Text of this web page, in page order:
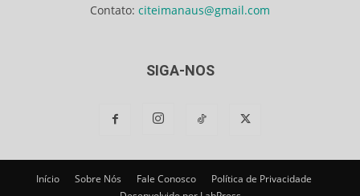
Contato: citeimanaus@gmail.com
SIGA-NOS
Início Sobre Nós Fale Conosco
Política de Privacidade